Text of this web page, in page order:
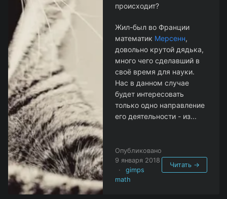
происходит?
Жил-был во Франции
математик Мерсенн,
довольно крутой дядька,
много чего сделавший в
своё время для науки.
Нас в данном случае
будет интересовать
только одно направление
его деятельности - из...
Опубликовано
9 января 2018
·
gimps
math
Читать →